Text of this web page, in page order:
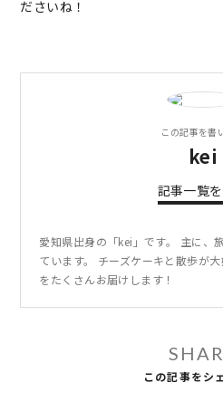
ださいね！
この記事を書
kei
記事一覧
愛知県出身の「kei」です。 主に、
ています。 チーズケーキと散歩が
をたくさんお届けします！
この記事をシ